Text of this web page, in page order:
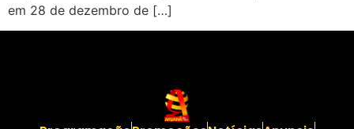
em 28 de dezembro de […]